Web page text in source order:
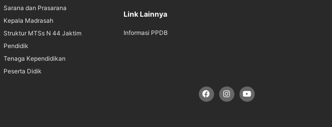
Sarana dan Prasarana
Kepala Madrasah
Struktur MTSs N 44 Jaktim
Pendidik
Tenaga Kependidikan
Peserta Didik
Link Lainnya
Informasi PPDB